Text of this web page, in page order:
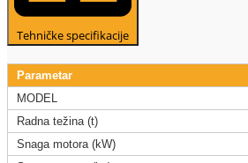
Tehničke specifikacije
Parametar
MODEL
Radna težina (t)
Snaga motora (kW)